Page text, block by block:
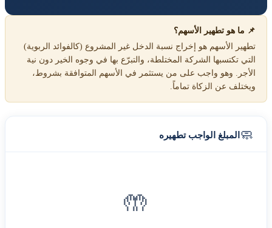
📌 ما هو تطهير الأسهم؟
تطهير الأسهم هو إخراج نسبة الدخل غير المشروع (كالفوائد الربوية)
التي تكتسبها الشركة المختلطة، والتبرّع بها في وجوه الخير دون نية
الأجر. وهو واجب على من يستثمر في الأسهم المتوافقة بشروط،
ويختلف عن الزكاة تماماً.
🧼 المبلغ الواجب تطهيره
🤲